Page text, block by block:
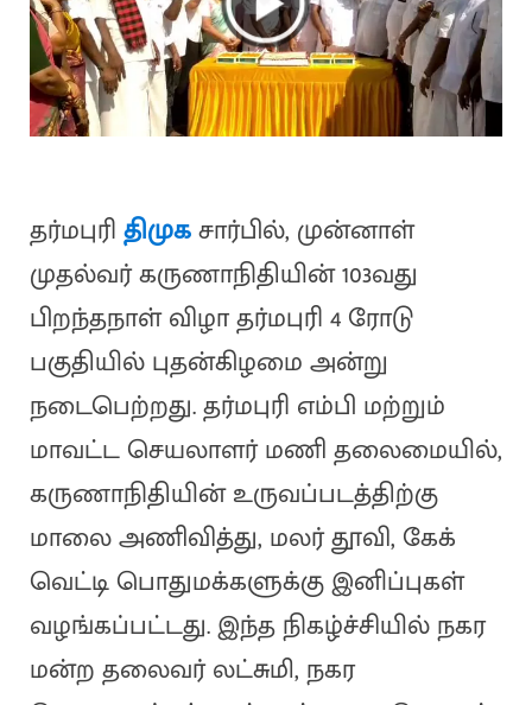
தர்மபுரிதிமுகசார்பில், முன்னாள்
முதல்வர் கருணாநிதியின் 103வது
பிறந்தநாள் விழா தர்மபுரி 4 ரோடு
பகுதியில் புதன்கிழமை அன்று
நடைபெற்றது. தர்மபுரி எம்பி மற்றும்
மாவட்ட செயலாளர் மணி தலைமையில்,
கருணாநிதியின் உருவப்படத்திற்கு
மாலை அணிவித்து, மலர் தூவி, கேக்
வெட்டி பொதுமக்களுக்கு இனிப்புகள்
வழங்கப்பட்டது. இந்த நிகழ்ச்சியில் நகர
மன்ற தலைவர் லட்சுமி, நகர